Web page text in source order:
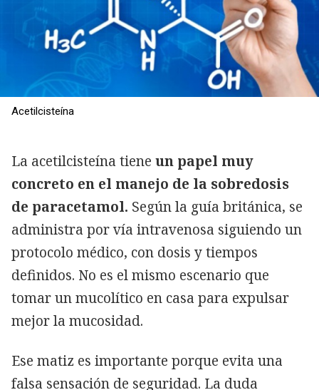
Acetilcisteína
La acetilcisteína tiene un papel muy
concreto en el manejo de la sobredosis
de paracetamol. Según la guía británica, se
administra por vía intravenosa siguiendo un
protocolo médico, con dosis y tiempos
definidos. No es el mismo escenario que
tomar un mucolítico en casa para expulsar
mejor la mucosidad.
Ese matiz es importante porque evita una
falsa sensación de seguridad. La duda